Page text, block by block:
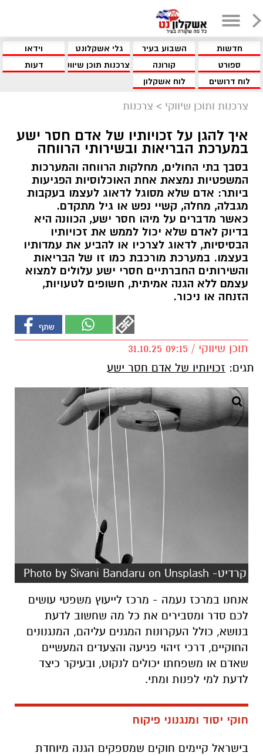
חדשות השבוע בעיר גלי אשקלונט
וידאו
ספורט
קורונה צרכנות תוכן שיווקי
דעות
לוח דרושים
לוח אשקלון
צרכנות ותוכן שיווקי > צרכנות
איך להגן על זכויותיו של אדם חסר ישע
במערכת הבריאות ובשירותי הרווחה
בסבך בתי החולים, מחלקות הרווחה והמערכות
המשפטיות נמצאת אחת האוכלוסיות הפגיעות
ביותר: אדם שלא מסוגל לדאוג לעצמו בעקבות
מגבלה, מחלה, קשיי נפש או גיל מתקדם.
כאשר מדברים על מיהו חסר ישע, הכוונה היא
בדיוק לאדם שלא יכול לממש את זכויותיו
הבסיסיות, לדאוג לצרכיו או להביע את עמדותיו
בעצמו. במערכת מורכבת כמו זו של הבריאות
והשירותים החברתיים חסרי ישע עלולים למצוא
עצמם ללא הגנה אמיתית, חשופים לטעויות,
הזנחה או ניכור.
תוכן שיווקי / 09:15 31.10.25
תגים: זכויותיו של אדם חסר ישע
קרדיט- Photo by Sivani Bandaru on Unsplash
אנחנו במרכז נעמה - מרכז לייעוץ משפטי עושים
לכם סדר ומסבירים את כל מה שחשוב לדעת
בנושא, כולל העקרונות המגנים עליהם, המנגנונים
החוקיים, דרכי זיהוי פגיעה והצעדים המעשיים
שאדם או משפחתו יכולים לנקוט, ובעיקר כיצד
לדעת למי לפנות ומתי.
חוקי יסוד ומנגנוני פיקוח
בישראל קיימים חוקים שמספקים הגנה מיוחדת